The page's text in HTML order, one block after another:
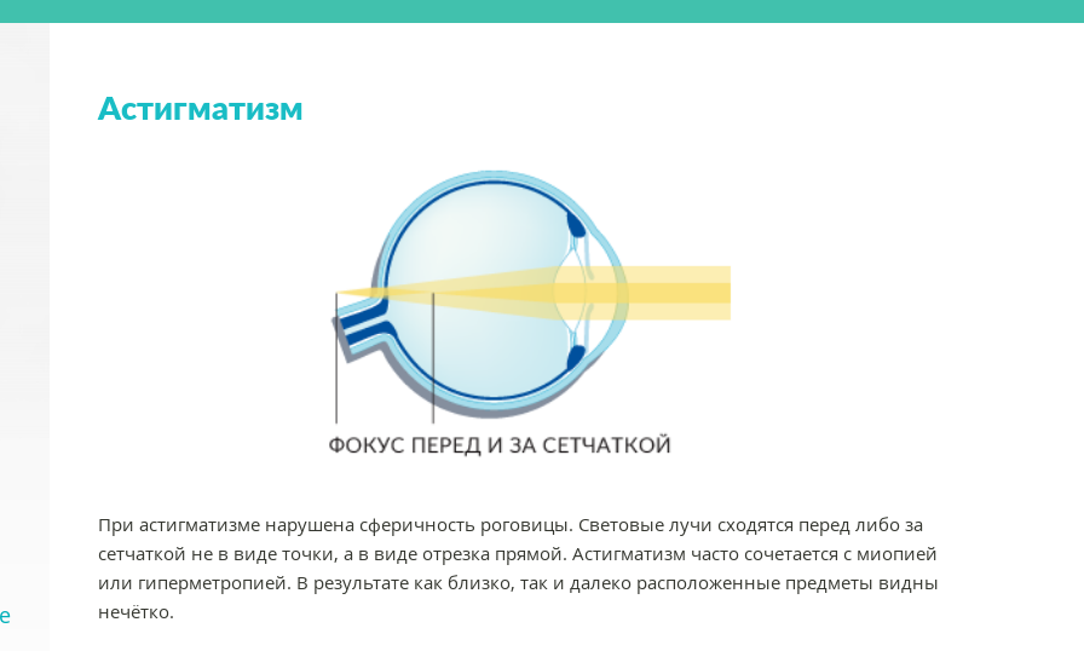
Астигматизм
При астигматизме нарушена сферичность роговицы. Световые лучи сходятся перед либо за
сетчаткой не в виде точки, а в виде отрезка прямой. Астигматизм часто сочетается с миопией
или гиперметропией. В результате как близко, так и далеко расположенные предметы видны
нечётко.